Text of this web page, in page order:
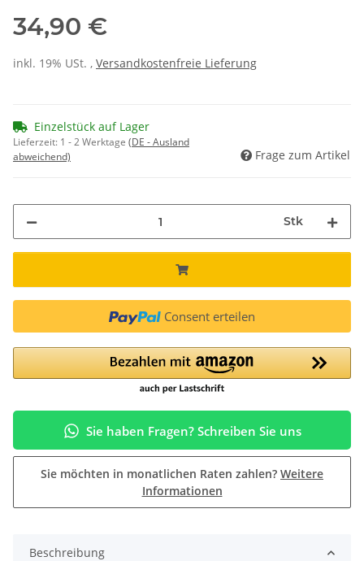
34,90 €
inkl. 19% USt. , Versandkostenfreie Lieferung
Einzelstück auf Lager
Lieferzeit: 1 - 2 Werktage (DE - Ausland
abweichend)
Frage zum Artikel
Stk
Consent erteilen
Sie haben Fragen? Schreiben Sie uns
Sie möchten in monatlichen Raten zahlen? Weitere
Informationen
Beschreibung